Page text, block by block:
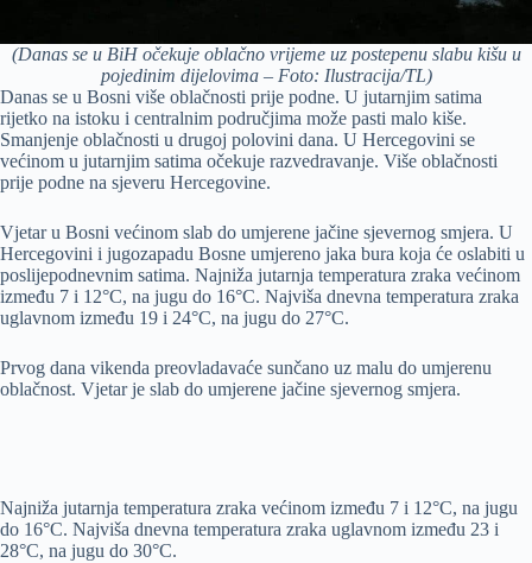
(Danas se u BiH očekuje oblačno vrijeme uz postepenu slabu kišu u
pojedinim dijelovima – Foto: Ilustracija/TL)
Danas se u Bosni više oblačnosti prije podne. U jutarnjim satima
rijetko na istoku i centralnim područjima može pasti malo kiše.
Smanjenje oblačnosti u drugoj polovini dana. U Hercegovini se
većinom u jutarnjim satima očekuje razvedravanje. Više oblačnosti
prije podne na sjeveru Hercegovine.
Vjetar u Bosni većinom slab do umjerene jačine sjevernog smjera. U
Hercegovini i jugozapadu Bosne umjereno jaka bura koja će oslabiti u
poslijepodnevnim satima. Najniža jutarnja temperatura zraka većinom
između 7 i 12°C, na jugu do 16°C. Najviša dnevna temperatura zraka
uglavnom između 19 i 24°C, na jugu do 27°C.
Prvog dana vikenda preovladavaće sunčano uz malu do umjerenu
oblačnost. Vjetar je slab do umjerene jačine sjevernog smjera.
Najniža jutarnja temperatura zraka većinom između 7 i 12°C, na jugu
do 16°C. Najviša dnevna temperatura zraka uglavnom između 23 i
28°C, na jugu do 30°C.